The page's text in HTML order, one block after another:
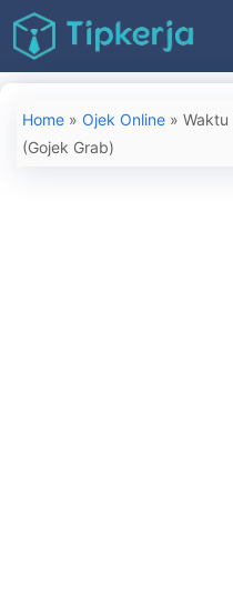
Langsung
ke
isi
Home » Ojek Online » Waktu
(Gojek Grab)